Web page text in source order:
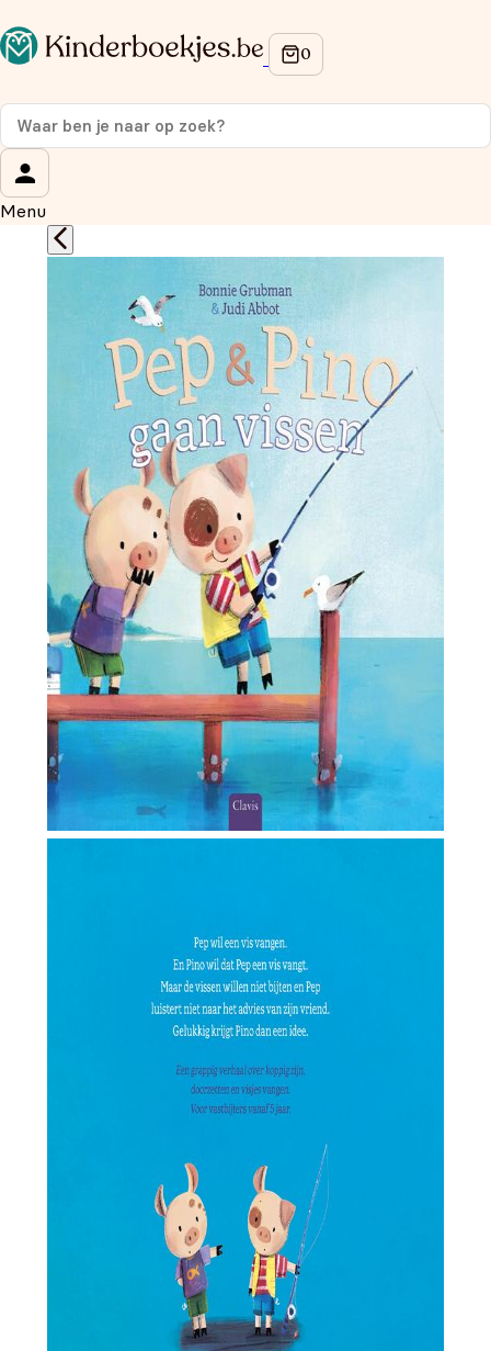
Menu
Op de hoogte blijven van onze acties?
Meld je aan voor onze nieuwsbrief en ontvang
korting
Wat is je voornaam?
Wat is je e-mailadres?*
Aanmelden
We gebruiken je gegevens om contact op te nemen, in
overeenstemming met ons privacybeleid.